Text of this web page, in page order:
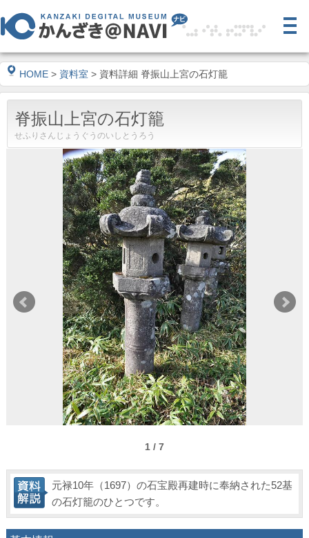
HOME > 資料室 > 資料詳細 脊振山上宮の石灯籠
脊振山上宮の石灯籠
せふりさんじょうぐうのいしとうろう
1 / 7
元禄10年（1697）の石宝殿再建時に奉納された52基
の石灯籠のひとつです。